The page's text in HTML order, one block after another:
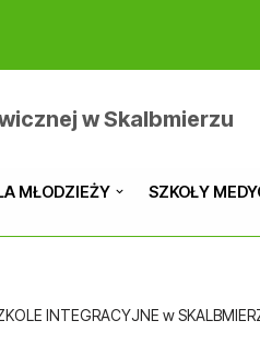
w Skalbmierzu
MŁODZIEŻY SZKOŁY
INTEGRACYJNE w